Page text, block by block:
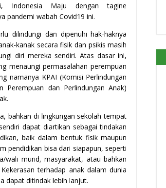
Indonesia Maju dengan tagine
pandemi wabah Covid19 ini.
dilindungi dan dipenuhi hak-haknya
kanak secara fisik dan psikis masih
diri mereka sendiri. Atas dasar ini,
menaungi permasalahan perempuan
namanya KPAI (Komisi Perlindungan
Perempuan dan Perlindungan Anak)
bahkan di lingkungan sekolah tempat
dapat diartikan sebagai tindakan
baik dalam bentuk fisik maupun
pendidikan bisa dari siapapun, seperti
wali murid, masyarakat, atau bahkan
terhadap anak dalam dunia
dapat ditindak lebih lanjut.